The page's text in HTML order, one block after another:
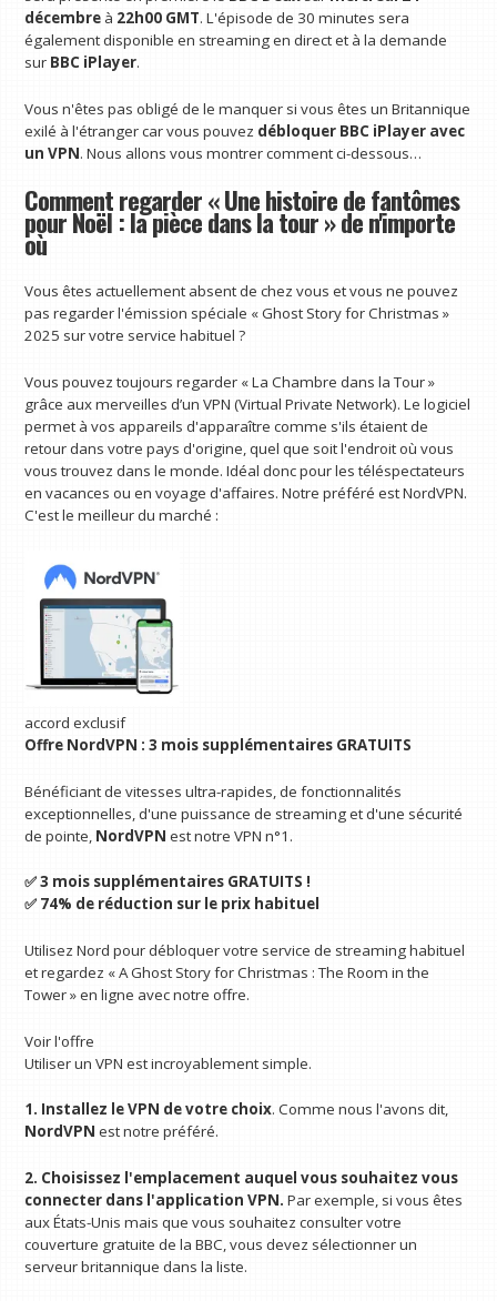
décembre à 22h00 GMT. L'épisode de 30 minutes sera
également disponible en streaming en direct et à la demande
sur BBC iPlayer.
Vous n'êtes pas obligé de le manquer si vous êtes un Britannique
exilé à l'étranger car vous pouvez débloquer BBC iPlayer avec
un VPN. Nous allons vous montrer comment ci-dessous…
Comment regarder « Une histoire de fantômes
pour Noël : la pièce dans la tour » de n'importe
où
Vous êtes actuellement absent de chez vous et vous ne pouvez
pas regarder l'émission spéciale « Ghost Story for Christmas »
2025 sur votre service habituel ?
Vous pouvez toujours regarder « La Chambre dans la Tour »
grâce aux merveilles d’un VPN (Virtual Private Network). Le logiciel
permet à vos appareils d'apparaître comme s'ils étaient de
retour dans votre pays d'origine, quel que soit l'endroit où vous
vous trouvez dans le monde. Idéal donc pour les téléspectateurs
en vacances ou en voyage d'affaires. Notre préféré est NordVPN.
C'est le meilleur du marché :
accord exclusif
Offre NordVPN : 3 mois supplémentaires GRATUITS
Bénéficiant de vitesses ultra-rapides, de fonctionnalités
exceptionnelles, d'une puissance de streaming et d'une sécurité
de pointe, NordVPN est notre VPN n°1.
✅ 3 mois supplémentaires GRATUITS !
✅ 74% de réduction sur le prix habituel
Utilisez Nord pour débloquer votre service de streaming habituel
et regardez « A Ghost Story for Christmas : The Room in the
Tower » en ligne avec notre offre.
Voir l'offre
Utiliser un VPN est incroyablement simple.
1. Installez le VPN de votre choix. Comme nous l'avons dit,
NordVPN est notre préféré.
2. Choisissez l'emplacement auquel vous souhaitez vous
connecter dans l'application VPN.Par exemple, si vous êtes
aux États-Unis mais que vous souhaitez consulter votre
couverture gratuite de la BBC, vous devez sélectionner un
serveur britannique dans la liste.